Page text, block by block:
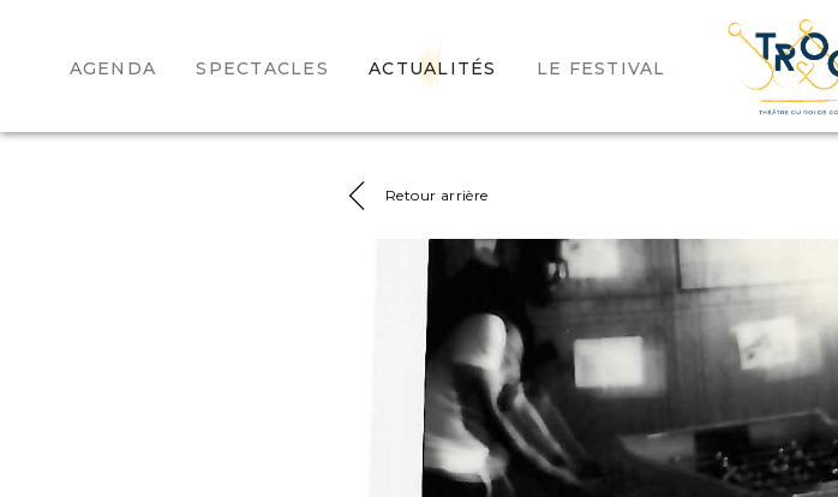
AGENDA SPECTACLES ACTUALITÉS LE FESTIVAL
Retour arrière